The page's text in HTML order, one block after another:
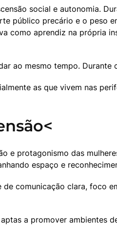
social e autonomia.
público precário e o peso
como aprendiz na própria
ao mesmo tempo.
as que vivem nas
e protagonismo das
espaço e
comunicação clara, foco
a promover ambientes